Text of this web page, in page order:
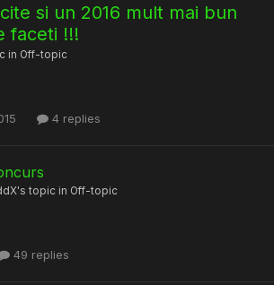
si un 2016 mult mai bun
faceti !!!
in Off-topic
4 replies
's topic in Off-topic
49 replies